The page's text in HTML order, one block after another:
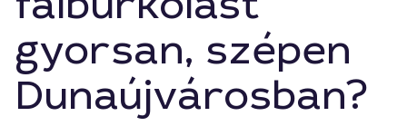
gyorsan, szépen
Dunaújvárosban?